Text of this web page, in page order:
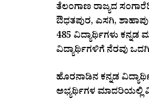
ತೆಲಂಗಾಣ ರಾಜ್ಯದ
ಔಧತಪುರ, ಎಸಗಿ,
485 ವಿದ್ಯಾರ್ಥಿಗಳು ಕನ್ನಡ
ವಿದ್ಯಾರ್ಥಿಗಳಿಗೆ ನೆರವು
ಹೊರನಾಡಿನ ಕನ್ನಡ
ಅಭ್ಯರ್ಥಿಗಳ ಮಾದರಿಯಲ್ಲಿ